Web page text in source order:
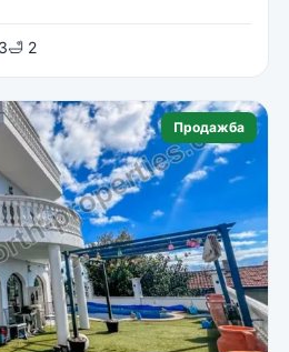
🛁 2
Продажба